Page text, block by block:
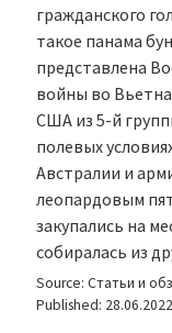
гражданского
такое панама
представлена
войны во
США из 5-й
полевых
Австралии и
леопардовым
закупались на
собиралась из
Source: Статьи и
Published: